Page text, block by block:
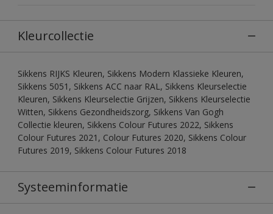
Kleurcollectie
Sikkens RIJKS Kleuren, Sikkens Modern Klassieke Kleuren,
Sikkens 5051, Sikkens ACC naar RAL, Sikkens Kleurselectie
Kleuren, Sikkens Kleurselectie Grijzen, Sikkens Kleurselectie
Witten, Sikkens Gezondheidszorg, Sikkens Van Gogh
Collectie kleuren, Sikkens Colour Futures 2022, Sikkens
Colour Futures 2021, Colour Futures 2020, Sikkens Colour
Futures 2019, Sikkens Colour Futures 2018
Systeeminformatie